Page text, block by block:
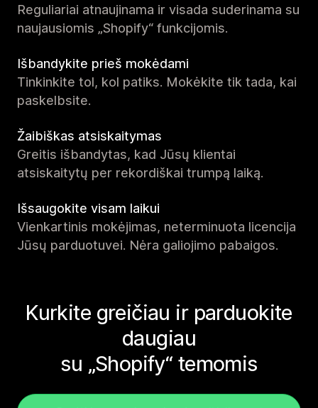
Reguliariai atnaujinama ir visada suderinama su
naujausiomis „Shopify“ funkcijomis.
Išbandykite prieš mokėdami
Tinkinkite tol, kol patiks. Mokėkite tik tada, kai
paskelbsite.
Žaibiškas atsiskaitymas
Greitis išbandytas, kad Jūsų klientai
atsiskaitytų per rekordiškai trumpą laiką.
Išsaugokite visam laikui
Vienkartinis mokėjimas, neterminuota licencija
Jūsų parduotuvei. Nėra galiojimo pabaigos.
Kurkite greičiau ir parduokite
daugiau
su „Shopify“ temomis